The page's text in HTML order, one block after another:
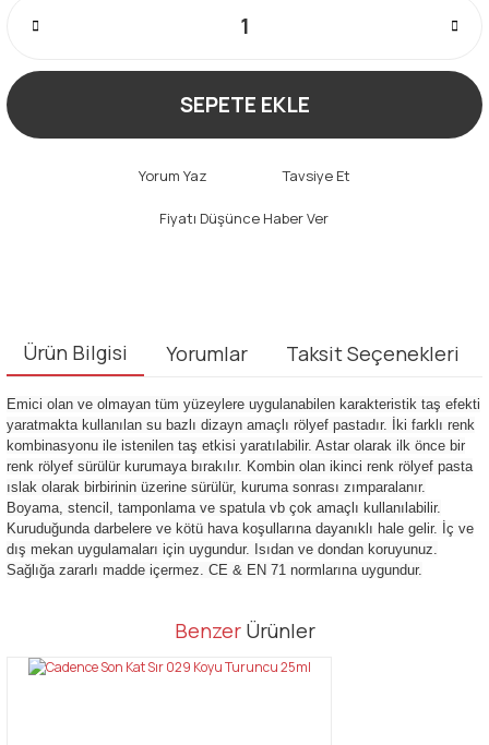
SEPETE EKLE
Yorum Yaz Tavsiye Et
Fiyatı Düşünce Haber Ver
Ürün Bilgisi Yorumlar Taksit Seçenekleri
Emici olan ve olmayan tüm yüzeylere uygulanabilen karakteristik taş efekti
yaratmakta kullanılan su bazlı dizayn amaçlı rölyef pastadır. İki farklı renk
kombinasyonu ile istenilen taş etkisi yaratılabilir. Astar olarak ilk önce bir
renk rölyef sürülür kurumaya bırakılır. Kombin olan ikinci renk rölyef pasta
ıslak olarak birbirinin üzerine sürülür, kuruma sonrası zımparalanır.
Boyama, stencil, tamponlama ve spatula vb çok amaçlı kullanılabilir.
Kuruduğunda darbelere ve kötü hava koşullarına dayanıklı hale gelir. İç ve
dış mekan uygulamaları için uygundur. Isıdan ve dondan koruyunuz.
Sağlığa zararlı madde içermez. CE & EN 71 normlarına uygundur.
Bu ürüne ilk yorumu siz yapın!
Bu ürünün fiyat bilgisi, resim, ürün açıklamalarında ve diğer
tarafımıza iletebilirsiniz.
Benzer Ürünler